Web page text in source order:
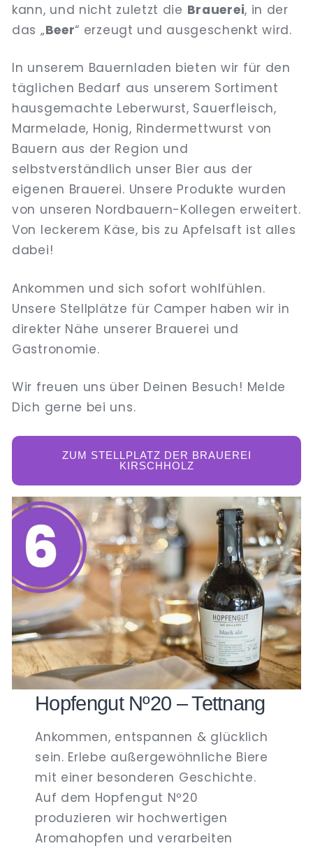
kann, und nicht zuletzt die Brauerei, in der
das „Beer“ erzeugt und ausgeschenkt wird.
In unserem Bauernladen bieten wir für den
täglichen Bedarf aus unserem Sortiment
hausgemachte Leberwurst, Sauerfleisch,
Marmelade, Honig, Rindermettwurst von
Bauern aus der Region und
selbstverständlich unser Bier aus der
eigenen Brauerei. Unsere Produkte wurden
von unseren Nordbauern-Kollegen erweitert.
Von leckerem Käse, bis zu Apfelsaft ist alles
dabei!
Ankommen und sich sofort wohlfühlen.
Unsere Stellplätze für Camper haben wir in
direkter Nähe unserer Brauerei und
Gastronomie.
Wir freuen uns über Deinen Besuch! Melde
Dich gerne bei uns.
ZUM STELLPLATZ DER BRAUEREI
KIRSCHHOLZ
Hopfengut Nº20 – Tettnang
Ankommen, entspannen & glücklich
sein. Erlebe außergewöhnliche Biere
mit einer besonderen Geschichte.
Auf dem Hopfengut Nº20
produzieren wir hochwertigen
Aromahopfen und verarbeiten